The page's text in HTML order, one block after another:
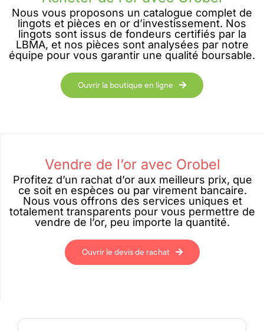
Nous vous proposons un catalogue complet de
lingots et pièces en or d’investissement. Nos
lingots sont issus de fondeurs certifiés par la
LBMA, et nos pièces sont analysées par notre
équipe pour vous garantir une qualité boursable.
Ouvrir la boutique en ligne
Vendre de l’or avec Orobel
Profitez d’un rachat d’or aux meilleurs prix, que
ce soit en espèces ou par virement bancaire.
Nous vous offrons des services uniques et
totalement transparents pour vous permettre de
vendre de l’or, peu importe la quantité.
Ouvrir le devis de rachat